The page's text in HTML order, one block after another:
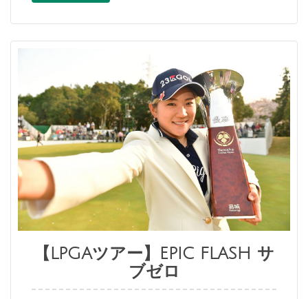
【LPGAツアー】EPIC FLASH サ
ブゼロ